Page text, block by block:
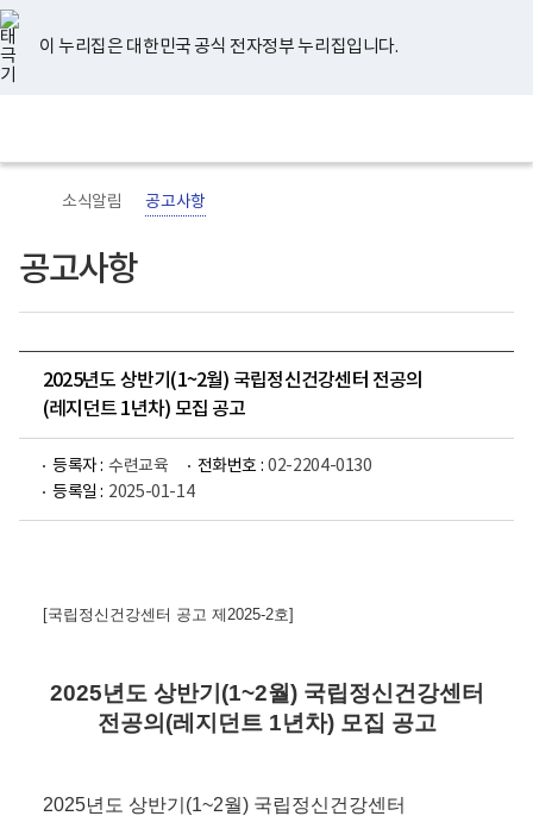
너
비
767px
이
하
이 누리집은 대한민국 공식 전자정부 누리집입니다.
지
검
메
홈
소식알림 공고사항
공고사항
2025년도 상반기(1~2월) 국립정신건강센터 전공의
(레지던트 1년차) 모집 공고
등록자 : 수련교육 전화번호 : 02-2204-0130
등록일 : 2025-01-14
[국립정신건강센터 공고 제2025-2호]
2025년도 상반기(1~2월) 국립정신건강센터
전공의(레지던트 1년차) 모집 공고
2025년도 상반기(1~2월) 국립정신건강센터
유
튜
브
페
이
스
북
인
스
타
그
램
블
로
그